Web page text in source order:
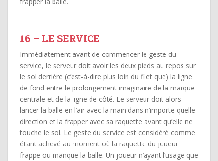
16 – LE SERVICE
Immédiatement avant de commencer le geste du
service, le serveur doit avoir les deux pieds au repos sur
le sol derrière (c’est-à-dire plus loin du filet que) la ligne
de fond entre le prolongement imaginaire de la marque
centrale et de la ligne de côté. Le serveur doit alors
lancer la balle en l’air avec la main dans n’importe quelle
direction et la frapper avec sa raquette avant qu’elle ne
touche le sol. Le geste du service est considéré comme
étant achevé au moment où la raquette du joueur
frappe ou manque la balle. Un joueur n’ayant l’usage que